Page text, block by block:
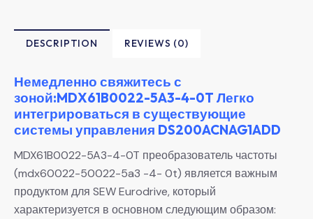
DESCRIPTION REVIEWS (0)
Немедленно свяжитесь с
зоной:MDX61B0022-5A3-4-0T Легко
интегрироваться в существующие
системы управления DS200ACNAG1ADD
MDX61B0022-5A3-4-0T преобразователь частоты
(mdx60022-50022-5a3 -4- 0t) является важным
продуктом для SEW Eurodrive, который
характеризуется в основном следующим образом: